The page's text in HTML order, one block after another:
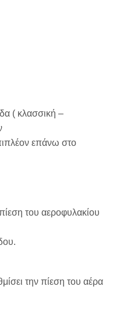
( κλασσική –
επάνω στο
του αεροφυλακίου
την πίεση του αέρα